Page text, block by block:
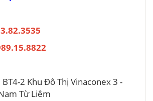
2 Khu Đô Thị Vinaconex 3 -
Từ Liêm